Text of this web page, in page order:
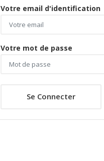
Votre email d'identification
Votre mot de passe
Se Connecter